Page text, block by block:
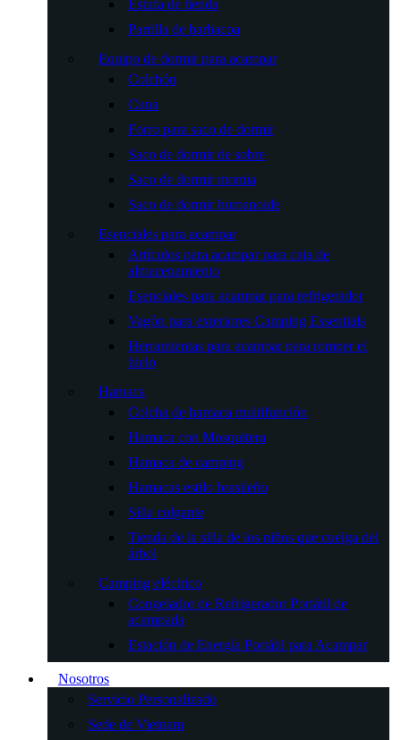
Estufa de tienda
Parrilla de barbacoa
Equipo de dormir para acampar
Colchón
Cuna
Forro para saco de dormir
Saco de dormir de sobre
Saco de dormir momia
Saco de dormir humanoide
Esenciales para acampar
Artículos para acampar para caja de
almacenamiento
Esenciales para acampar para refrigerador
Vagón para exteriores Camping Essentials
Herramientas para acampar para romper el
hielo
Hamaca
Colcha de hamaca multifunción
Hamaca con Mosquitera
Hamaca de camping
Hamacas estilo brasileño
Silla colgante
Tienda de la silla de los niños que cuelga del
árbol
Camping eléctrico
Congelador de Refrigerador Portátil de
acampada
Estación de Energía Portátil para Acampar
Nosotros
Servicio Personalizado
Sede de Vietnam